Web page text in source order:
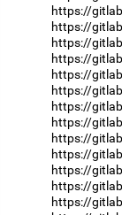
https://
https://
https://
https://
https://
https://
https://
https://
https://
https://
https://
https://
https://